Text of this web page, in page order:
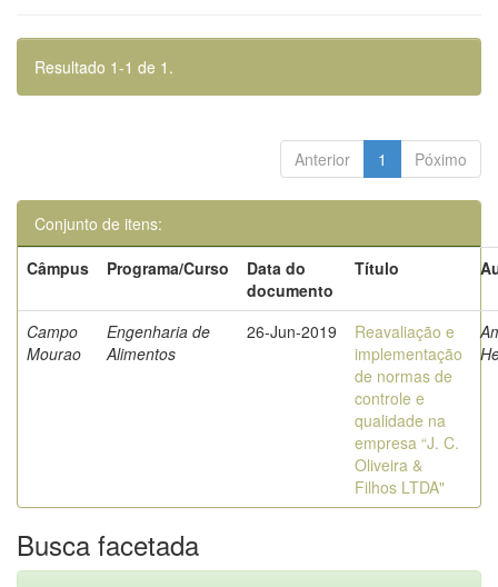
Resultado 1-1 de 1.
Anterior 1 Póximo
Conjunto de itens:
Câmpus
Programa/Curso
Data do
documento
Título
Campo
Mourao
Engenharia de
Alimentos
26-Jun-2019
Reavaliação e
implementação
de normas de
controle e
qualidade na
empresa “J. C.
Oliveira &
Filhos LTDA"
Busca facetada